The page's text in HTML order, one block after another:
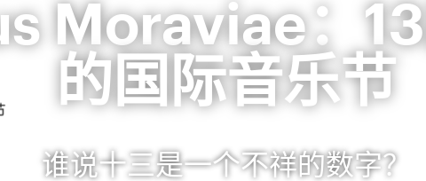
Moraviae：
的国际音乐节
谁说十三是一个不祥的数字？